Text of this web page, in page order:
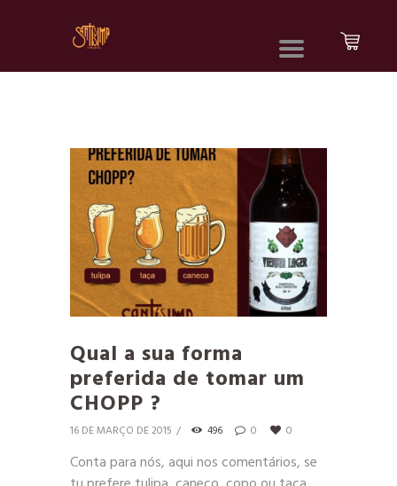
Qual a sua forma
preferida de tomar um
CHOPP ?
16 DE MARÇO DE 2015 496 0 0
Conta para nós, aqui nos comentários, se